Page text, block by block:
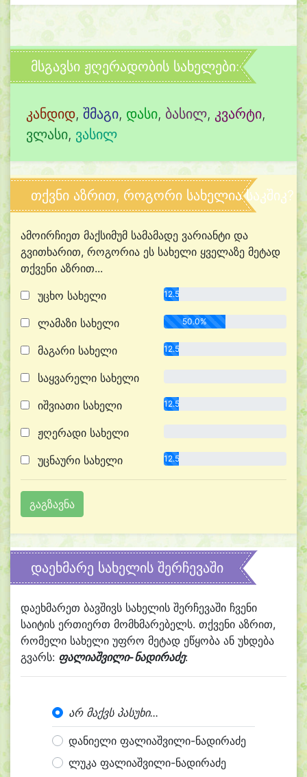
მსგავსი ჟღერადობის სახელები:
კანდიდ, შმაგი, დასი, ბასილ, კვარტი,
ვლასი, ვასილ
თქვნი აზრით, როგორი სახელია საკშიკ?
ამოირჩიეთ მაქსიმუმ სამამადე ვარიანტი და
გვითხარით, როგორია ეს სახელი ყველაზე მეტად
თქვენი აზრით...
უცხო სახელი
12.5%
ლამაზი სახელი 50.0%
მაგარი სახელი 12.5%
საყვარელი სახელი
იშვიათი სახელი 12.5%
ჟღერადი სახელი
უცნაური სახელი 12.5%
დაეხმარე სახელის შერჩევაში
დაეხმარეთ ბავშივს სახელის შერჩევაში ჩვენი
საიტის ერთიერთ მომხმარებელს. თქვენი აზრით,
რომელი სახელი უფრო მეტად ეწყობა ან უხდება
გვარს: ფალიაშვილი-ნადირაძე:
არ მაქვს პასუხი...
დანიელი ფალიაშვილი-ნადირაძე
ლუკა ფალიაშვილი-ნადირაძე